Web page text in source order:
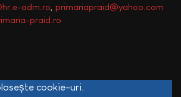
adm.ro primariapraid@yahoo.com
praid.ro
cookie-uri.